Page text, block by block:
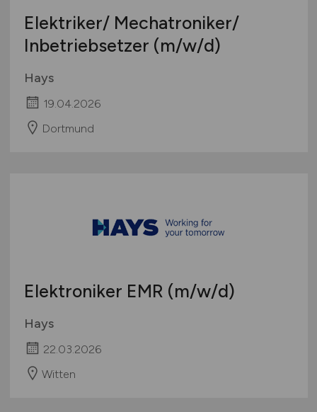
Elektriker/ Mechatroniker/
Inbetriebsetzer (m/w/d)
Hays
19.04.2026
Dortmund
Elektroniker EMR (m/w/d)
Hays
22.03.2026
Witten